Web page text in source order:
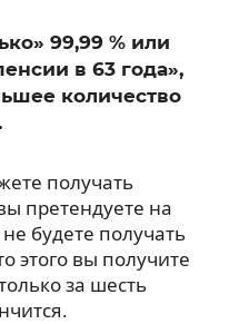
99,99 % или
в 63 года»,
количество
получать
претендуете на
будете получать
этого вы получите
за шесть